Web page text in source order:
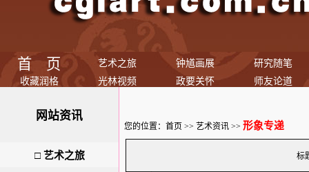
首 页 艺术之旅 钟馗画展
研究随笔
收藏润格
光林视频 政要关怀 师友论道
网站资讯
□ 艺术之旅
您的位置： 首页 >> 艺术资讯 >> 形象专递
标